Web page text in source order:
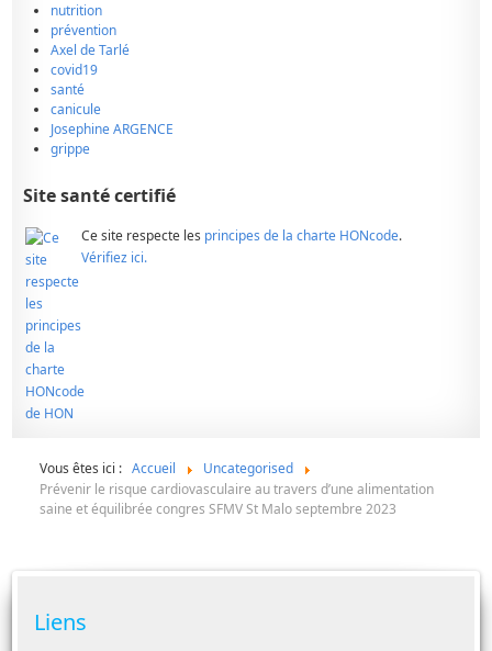
nutrition
prévention
Axel de Tarlé
covid19
santé
canicule
Josephine ARGENCE
grippe
Site santé certifié
Ce site respecte les principes de la charte HONcode.
Vérifiez ici.
Vous êtes ici : Accueil
Uncategorised
Prévenir le risque cardiovasculaire au travers d’une alimentation
saine et équilibrée congres SFMV St Malo septembre 2023
Liens